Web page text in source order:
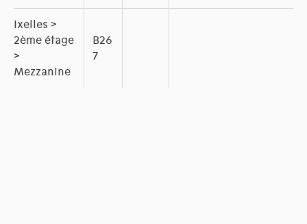
Ixelles >
2ème étage
>
Mezzanine
B26
7